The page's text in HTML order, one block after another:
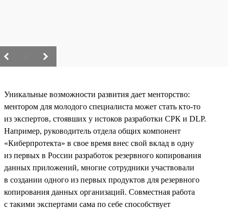
Уникальные возможности развития дает менторство:
ментором для молодого специалиста может стать кто-то
из экспертов, стоявших у истоков разработки СРК и DLP.
Например, руководитель отдела общих компонент
«Киберпротекта» в свое время внес свой вклад в одну
из первых в России разработок резервного копирования
данных приложений, многие сотрудники участвовали
в создании одного из первых продуктов для резервного
копирования данных организаций. Совместная работа
с такими экспертами сама по себе способствует